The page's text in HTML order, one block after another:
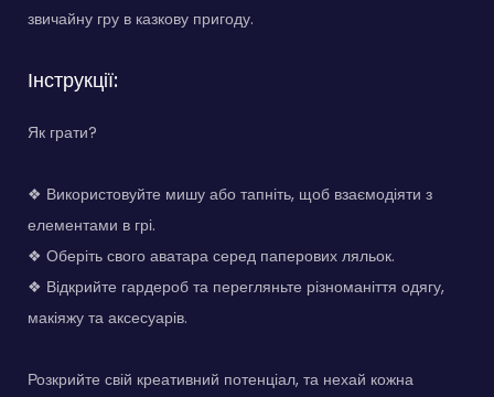
звичайну гру в казкову пригоду.
Інструкції:
Як грати?
❖ Використовуйте мишу або тапніть, щоб взаємодіяти з
елементами в грі.
❖ Оберіть свого аватара серед паперових ляльок.
❖ Відкрийте гардероб та перегляньте різноманіття одягу,
макіяжу та аксесуарів.
Розкрийте свій креативний потенціал, та нехай кожна